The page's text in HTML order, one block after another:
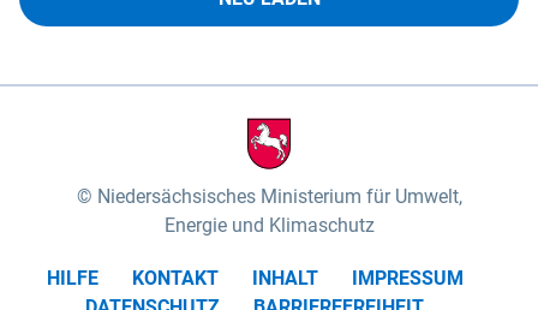
Niedersächsisches Ministerium für Umwelt,
Energie und Klimaschutz
HILFE KONTAKT INHALT
IMPRESSUM